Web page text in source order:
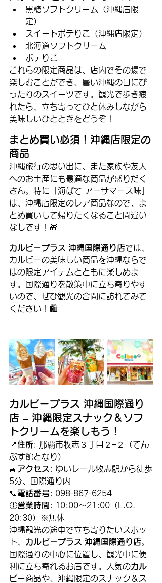
黒糖ソフトクリーム（沖縄店限
定）
スイートポテりこ（沖縄店限定）
北海道ソフトクリーム
ポテりこ
これらの限定商品は、店内でその場で
楽しむことができ、暑い沖縄の日にぴ
ったりのスイーツです。観光で歩き疲
れたら、立ち寄ってひと休みしながら
美味しいひとときをどうぞ！
まとめ買い必須！沖縄店限定の
商品
沖縄旅行の思い出に、また家族や友人
へのお土産にも最適な商品が盛りだく
さん。特に「海ぽて アーサマース味」
は、沖縄店限定のレア商品なので、ま
とめ買いして帰りたくなること間違い
なしです！🎁
カルビープラス 沖縄国際通り店では、
カルビーの美味しい商品を沖縄ならで
はの限定アイテムとともに楽しめま
す。国際通りを散策中に立ち寄りやす
いので、ぜひ観光の合間に訪れてみて
ください！🛍️
カルビープラス 沖縄国際通り
店 – 沖縄限定スナック＆ソフ
トクリームを楽しもう！
📍住所: 那覇市牧志３丁目２−２（てん
ぶす館となり）
🚙アクセス : ゆいレール牧志駅から徒歩
5分、国際通り内
📞電話番号: 098-867-6254
🕕営業時間 : 10:00～21:00（L.O.
20:30）※無休
沖縄観光の途中で立ち寄りたいスポッ
ト、 カルビープラス 沖縄国際通り店。
国際通りの中心に位置し、観光中に便
利に立ち寄れるお店です。人気のカル
ビー商品や、沖縄限定のスナック＆ス